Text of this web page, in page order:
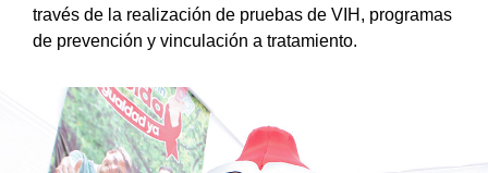
través de la realización de pruebas de VIH, programas
de prevención y vinculación a tratamiento.